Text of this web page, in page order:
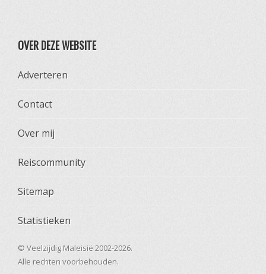
OVER DEZE WEBSITE
Adverteren
Contact
Over mij
Reiscommunity
Sitemap
Statistieken
© Veelzijdig Maleisië 2002-2026.
Alle rechten voorbehouden.